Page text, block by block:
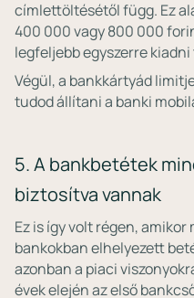
címlettöltésétől függ. Ez
400 000 vagy 800 000
legfeljebb egyszerre
Végül, a bankkártyád
tudod állítani a banki
5. A bankbetétek
biztosítva vannak
Ez is így volt régen,
bankokban elhelyezett
azonban a piaci
évek elején az első